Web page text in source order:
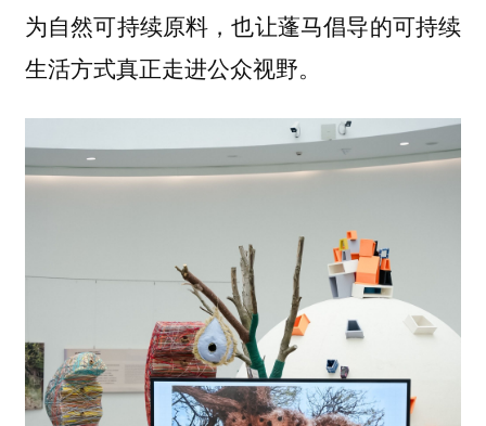
为自然可持续原料，也让蓬马倡导的可持续
生活方式真正走进公众视野。